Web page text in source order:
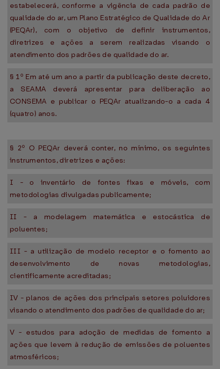
estabelecerá, conforme a vigência de cada padrão de
qualidade do ar, um Plano Estratégico de Qualidade do Ar
(PEQAr), com o objetivo de definir instrumentos,
diretrizes e ações a serem realizadas visando o
atendimento dos padrões de qualidade do ar.
§ 1º Em até um ano a partir da publicação deste decreto,
a SEAMA deverá apresentar para deliberação ao
CONSEMA e publicar o PEQAr atualizando-o a cada 4
(quatro) anos.
§ 2º O PEQAr deverá conter, no mínimo, os seguintes
instrumentos, diretrizes e ações:
I - o inventário de fontes fixas e móveis, com
metodologias divulgadas publicamente;
II - a modelagem matemática e estocástica de
poluentes;
III - a utilização de modelo receptor e o fomento ao
desenvolvimento de novas metodologias,
cientificamente acreditadas;
IV - planos de ações dos principais setores poluidores
visando o atendimento dos padrões de qualidade do ar;
V - estudos para adoção de medidas de fomento a
ações que levem à redução de emissões de poluentes
atmosféricos;